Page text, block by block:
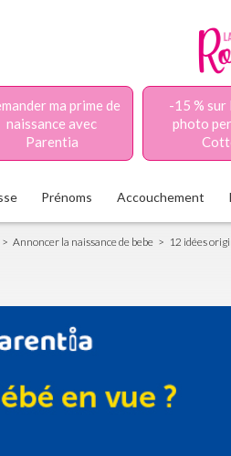
ma prime de
naissance avec
Parentia
-15 % sur
photo
Prénoms Accouchement
Annoncer la naissance de bebe 12 idées